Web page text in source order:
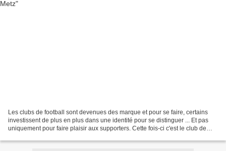
Les clubs de football sont devenues des marque et pour se faire, certains
investissent de plus en plus dans une identité pour se distinguer ... Et pas
uniquement pour faire plaisir aux supporters. Cette fois-ci c'est le club de